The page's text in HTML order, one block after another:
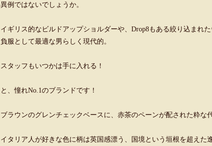
異例ではないでしょうか。
イギリス的なビルドアップショルダーや、Drop8もある絞り込まれ
負服として最適な男らしく現代的。
スタッフもいつかは手に入れる！
と、憧れNo.1のブランドです！
ブラウンのグレンチェックベースに、赤茶のペーンが配された粋な代
イタリア人が好きな色に柄は英国感漂う、国境という垣根を超えた